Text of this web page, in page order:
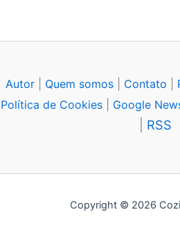
Autor Quem somos Contato
Política de Cookies| Google
RSS
Copyright © 2026